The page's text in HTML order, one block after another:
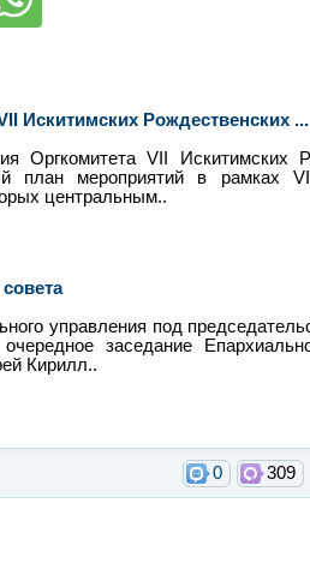
Искитимских Рождественских ...
Оргкомитета VII Искитимских
план мероприятий в рамках
центральным..
управления под
заседание
Кирилл..
309
0